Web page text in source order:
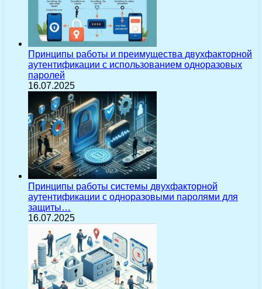
Принципы работы и преимущества двухфакторной
аутентификации с использованием одноразовых
паролей
16.07.2025
Принципы работы системы двухфакторной
аутентификации с одноразовыми паролями для
защиты…
16.07.2025